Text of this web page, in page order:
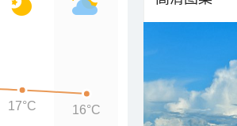
17°C 16°C